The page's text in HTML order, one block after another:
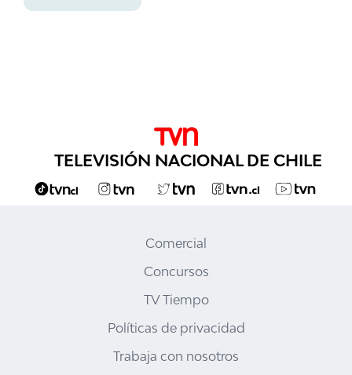
TELEVISIÓN NACIONAL DE CHILE
Comercial
Concursos
TV Tiempo
Políticas de privacidad
Trabaja con nosotros